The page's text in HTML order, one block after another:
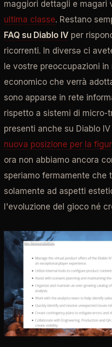
maggiori dettagli e magari
ultima classe. Restano
FAQ su Diablo IV per
ricorrenti. In diversə ci
le vostre preoccupazioni
economico che verrà
sono apparse in rete
rispetto a sistemi di micro-
presenti anche su Diablo
nuova posizione per la
ora non abbiamo ancora
speriamo fermamente che
solamente ad aspetti
l'evoluzione del gioco né